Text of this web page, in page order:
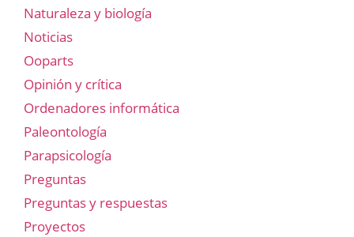
Naturaleza y biología
Noticias
Ooparts
Opinión y crítica
Ordenadores informática
Paleontología
Parapsicología
Preguntas
Preguntas y respuestas
Proyectos